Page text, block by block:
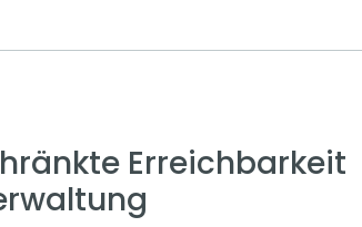
Erreichbarkeit